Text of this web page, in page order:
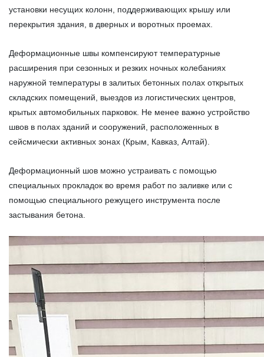
установки несущих колонн, поддерживающих крышу или
перекрытия здания, в дверных и воротных проемах.
Деформационные швы компенсируют температурные
расширения при сезонных и резких ночных колебаниях
наружной температуры в залитых бетонных полах открытых
складских помещений, выездов из логистических центров,
крытых автомобильных парковок. Не менее важно устройство
швов в полах зданий и сооружений, расположенных в
сейсмически активных зонах (Крым, Кавказ, Алтай).
Деформационный шов можно устраивать с помощью
специальных прокладок во время работ по заливке или с
помощью специального режущего инструмента после
застывания бетона.